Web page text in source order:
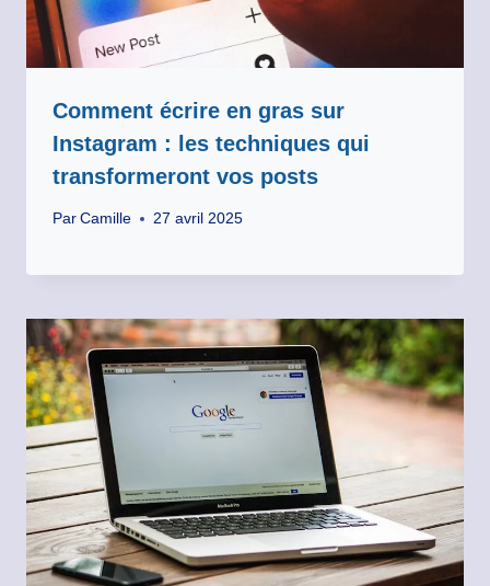
Comment écrire en gras sur
Instagram : les techniques qui
transformeront vos posts
Par Camille 27 avril 2025